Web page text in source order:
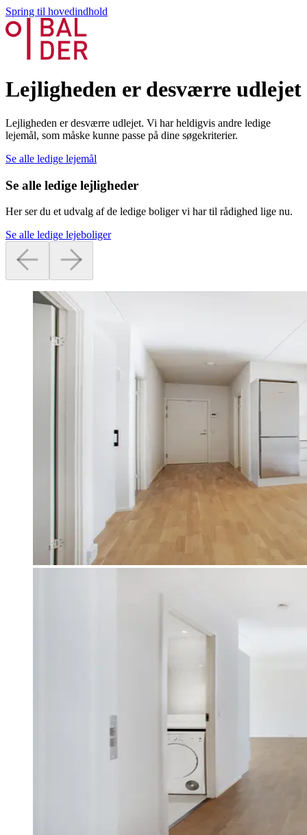
Spring til hovedindhold
Lejligheden er desværre udlejet
Lejligheden er desværre udlejet. Vi har heldigvis andre ledige
lejemål, som måske kunne passe på dine søgekriterier.
Se alle ledige lejemål
Se alle ledige lejligheder
Her ser du et udvalg af de ledige boliger vi har til rådighed lige nu.
Se alle ledige lejeboliger